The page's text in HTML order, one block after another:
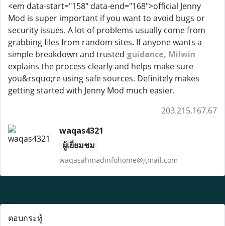
<em data-start="158" data-end="168">official Jenny
Mod is super important if you want to avoid bugs or
security issues. A lot of problems usually come from
grabbing files from random sites. If anyone wants a
simple breakdown and trusted guidance, Milwin
explains the process clearly and helps make sure
you&rsquo;re using safe sources. Definitely makes
getting started with Jenny Mod much easier.
203.215.167.67
waqas4321
ผู้เยี่ยมชม
waqasahmadinfohome@gmail.com
ตอบกระทู้